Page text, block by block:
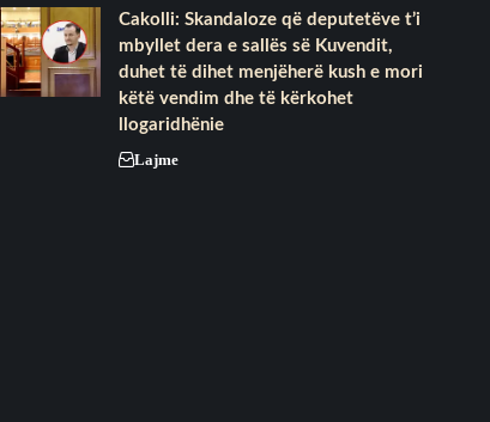
Cakolli: Skandaloze që deputetëve t’i
mbyllet dera e sallës së Kuvendit,
duhet të dihet menjëherë kush e mori
këtë vendim dhe të kërkohet
llogaridhënie
Lajme